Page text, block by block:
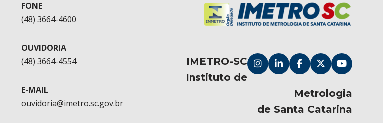
FONE
(48) 3664-4600
OUVIDORIA
(48) 3664-4554
E-MAIL
ouvidoria@imetro.sc.gov.br
IMETRO-SC
Instituto de
Metrologia
de Santa Catarina